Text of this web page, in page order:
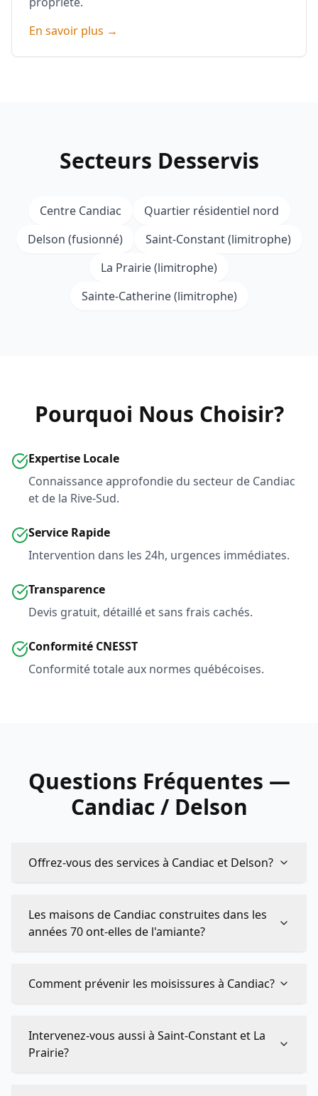
En savoir plus →
Secteurs Desservis
Centre Candiac
Quartier résidentiel nord
Delson (fusionné)
Saint-Constant (limitrophe)
La Prairie (limitrophe)
Sainte-Catherine (limitrophe)
Pourquoi Nous Choisir?
Expertise Locale
Connaissance approfondie du secteur de Candiac
et de la Rive-Sud.
Service Rapide
Intervention dans les 24h, urgences immédiates.
Transparence
Devis gratuit, détaillé et sans frais cachés.
Conformité CNESST
Conformité totale aux normes québécoises.
Questions Fréquentes —
Candiac / Delson
Offrez-vous des services à Candiac et Delson?
Les maisons de Candiac construites dans les
années 70 ont-elles de l'amiante?
Comment prévenir les moisissures à Candiac?
Intervenez-vous aussi à Saint-Constant et La
Prairie?